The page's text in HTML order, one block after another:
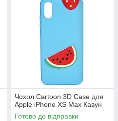
Чохол Cartoon 3D Case для
Apple iPhone XS Max Кавун
Готово до відправки